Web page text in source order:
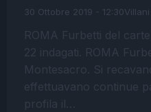
30 Ottobre 2019 - 12:30Villani
ROMA Furbetti del
22 indagati. ROMA
Montesacro. Si
effettuavano continue
profila il…